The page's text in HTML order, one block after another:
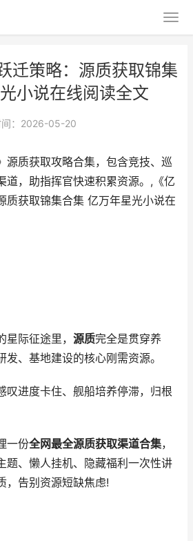
迁策略：源质获取锦集
小说在线阅读全文
间：2026-05-20
源质获取攻略合集，包含竞技、巡
道，助指挥官快速积累资源。,《亿
质获取锦集合集 亿万年星光小说在
际征途里， 源质完全是贯穿养
、基地建设的核心刚需资源。
进度卡住、舰船培养停滞，归根
一份全网最全源质获取渠道合集，
题、懒人挂机、隐藏福利一次性讲
，告别资源短缺焦虑!